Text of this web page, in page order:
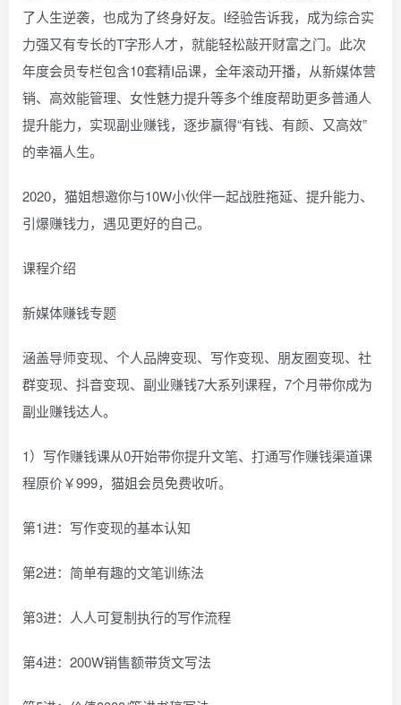
了人生逆袭，也成为了终身好友。l经验告诉我，成为综合实
力强又有专长的T字形人才，就能轻松敲开财富之门。此次
年度会员专栏包含10套精I品课，全年滚动开播，从新媒体营
销、高效能管理、女性魅力提升等多个维度帮助更多普通人
提升能力，实现副业赚钱，逐步赢得“有钱、有颜、又高效”
的幸福人生。
2020，猫姐想邀你与10W小伙伴一起战胜拖延、提升能力、
引爆赚钱力，遇见更好的自己。
课程介绍
新媒体赚钱专题
涵盖导师变现、个人品牌变现、写作变现、朋友圈变现、社
群变现、抖音变现、副业赚钱7大系列课程，7个月带你成为
副业赚钱达人。
1）写作赚钱课从0开始带你提升文笔、打通写作赚钱渠道课
程原价￥999，猫姐会员免费收听。
第1进：写作变现的基本认知
第2进：简单有趣的文笔训练法
第3进：人人可复制执行的写作流程
第4进：200W销售额带货文写法